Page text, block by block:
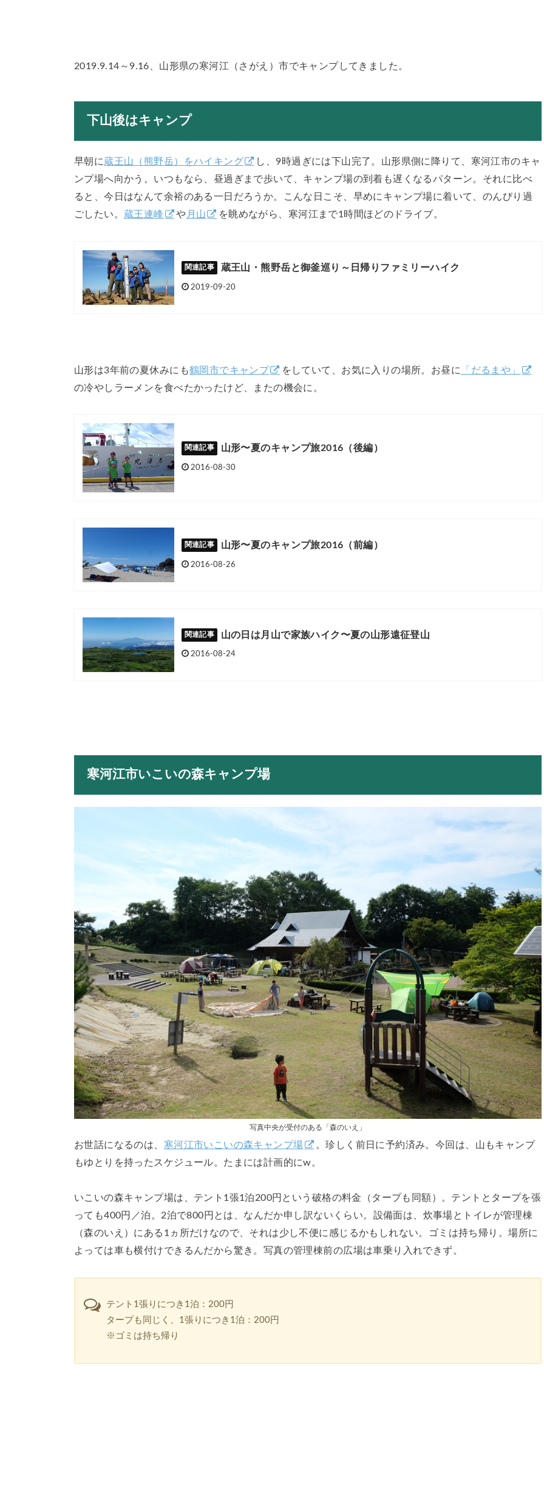
2019.9.14～9.16、山形県の寒河江（さがえ）市でキャンプしてきました。
下山後はキャンプ
早朝に蔵王山（熊野岳）をハイキング
し、9時過ぎには下山完了。山形県側に降りて、寒河江市のキャ
ンプ場へ向かう。いつもなら、昼過ぎまで歩いて、キャンプ場の到着も遅くなるパターン。それに比べ
ると、今日はなんて余裕のある一日だろうか。こんな日こそ、早めにキャンプ場に着いて、のんびり過
ごしたい。 蔵王連峰 や 月山 を眺めながら、寒河江まで1時間ほどのドライブ。
蔵王山・熊野岳と御釜巡り～日帰りファミリーハイク
2019-09-20
山形は3年前の夏休みにも鶴岡市でキャンプ をしていて、お気に入りの場所。お昼に
「だるまや」
の冷やしラーメンを食べたかったけど、またの機会に。
山形〜夏のキャンプ旅2016（後編）
2016-08-30
山形〜夏のキャンプ旅2016（前編）
2016-08-26
山の日は月山で家族ハイク〜夏の山形遠征登山
2016-08-24
寒河江市いこいの森キャンプ場
写真中央が受付のある「森のいえ」
お世話になるのは、 寒河江市いこいの森キャンプ場
。珍しく前日に予約済み。今回は、山もキャンプ
もゆとりを持ったスケジュール。たまには計画的にw。
いこいの森キャンプ場は、テント1張1泊200円という破格の料金（タープも同額）。テントとタープを張
っても400円／泊。2泊で800円とは、なんだか申し訳ないくらい。設備面は、炊事場とトイレが管理棟
（森のいえ）にある1ヵ所だけなので、それは少し不便に感じるかもしれない。ゴミは持ち帰り。場所に
よっては車も横付けできるんだから驚き。写真の管理棟前の広場は車乗り入れできず。
テント1張りにつき1泊：200円
タープも同じく、1張りにつき1泊：200円
※ゴミは持ち帰り